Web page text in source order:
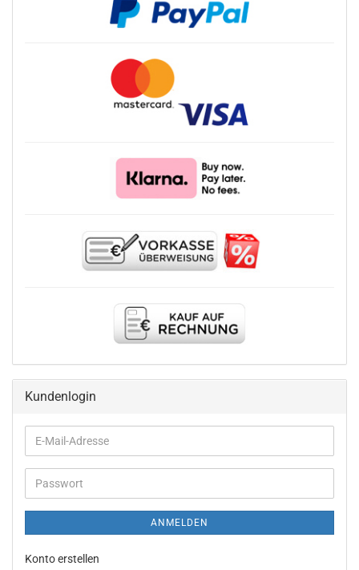
Kundenlogin
E-
Mail-
Adresse
Passwort
ANMELDEN
Konto erstellen